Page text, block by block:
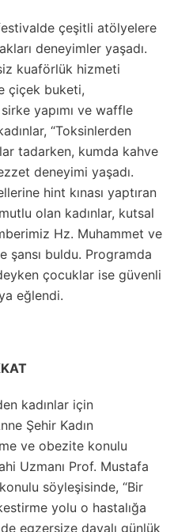
çeşitli atölyelere
deneyimler yaşadı.
kuaförlük hizmeti
çiçek buketi,
yapımı ve waffle
“Toksinlerden
tadarken, kumda kahve
deneyimi yaşadı.
hint kınası yaptıran
olan kadınlar, kutsal
Hz. Muhammet ve
şansı buldu. Programda
çocuklar ise güvenli
eğlendi.
kadınlar için
Şehir Kadın
ve obezite konulu
Uzmanı Prof. Mustafa
söyleşisinde, “Bir
yolu o hastalığa
egzersize dayalı günlük